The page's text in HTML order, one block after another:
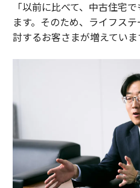
「以前に比べて、中古住宅
ます。そのため、ライフス
討するお客さまが増えていま